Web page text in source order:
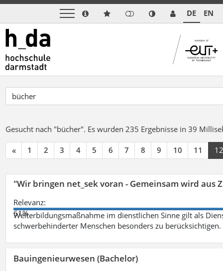
DE EN
Gesucht nach "bücher". Es wurden 235 Ergebnisse in 39
« 1 2 3 4 5 6 7 8 9 10 11 12
"Wir bringen net_sek voran - Gemeinsam wird aus
Relevanz:
61%
Weiterbildungsmaßnahme im dienstlichen Sinne gilt als
schwerbehinderter Menschen besonders zu berücksichtigen.
Bauingenieurwesen (Bachelor)